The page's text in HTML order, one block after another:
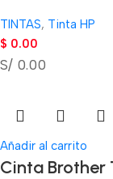
TINTAS, Tinta HP
$ 0.00
S/ 0.00
Añadir al carrito
Cinta Brother